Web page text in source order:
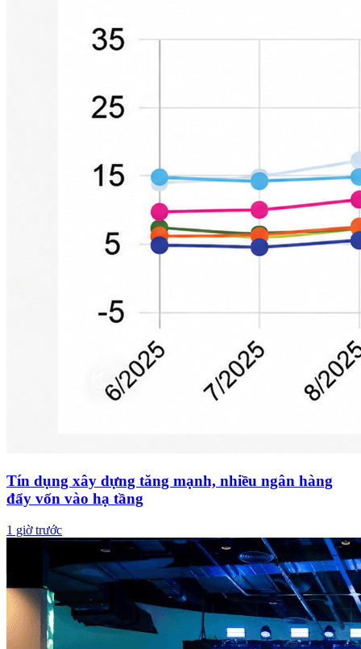
Tín dụng xây dựng tăng mạnh, nhiều ngân hàng
đẩy vốn vào hạ tầng
1 giờ trước